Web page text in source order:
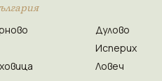
Дулово
Исперих
Ловеч